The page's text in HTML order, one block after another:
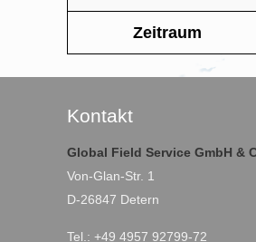
Zeitraum
Kontakt
Global Field Service GmbH &
Von-Glan-Str. 1
D-26847 Detern
Tel.: +49 4957 92799-72